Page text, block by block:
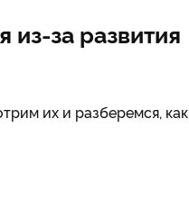
из-за развития
их и разберемся, как